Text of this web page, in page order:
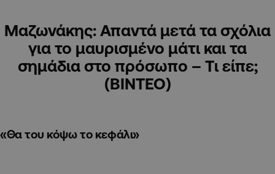
Μαζωνάκης: Απαντά μετά τα σχόλια
για το μαυρισμένο μάτι και τα
σημάδια στο πρόσωπο – Tι είπε;
(ΒΙΝΤΕΟ)
«Θα του κόψω το κεφάλι»